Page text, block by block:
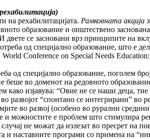
на рехабилитацијата. Рамковната акција
образование и општествено
се засновани врз принципите на
од специјално образование, што е
Conference on Special Needs
од специјално образование, поголем
беше во доменот на редовното
како изјавува: “Овие не се наши деца,
развојот “спонтано се интегрирани”
во развој (особено во рурални
и можностите е проблем што стимулира
не можат да излезат во пресрет на
и наставните програми со примена на